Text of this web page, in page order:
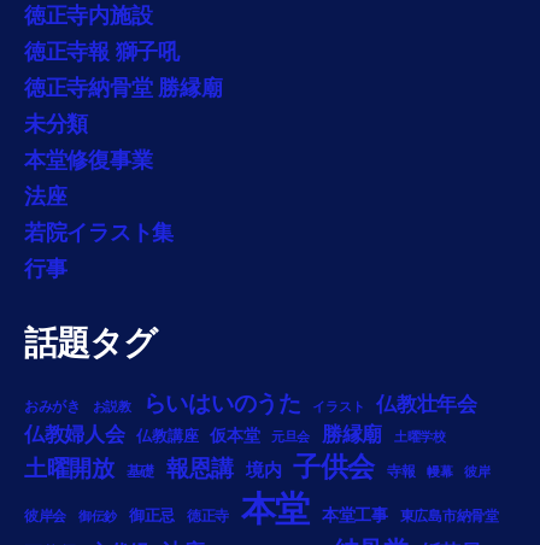
徳正寺内施設
徳正寺報 獅子吼
徳正寺納骨堂 勝縁廟
未分類
本堂修復事業
法座
若院イラスト集
行事
話題タグ
おみがき お説教 らいはいのうた イラスト
仏教壮年会
仏教婦人会
仏教講座 仮本堂 元旦会 勝縁廟 土曜学校
土曜開放 基礎 報恩講 境内 子供会 寺報 幔幕 彼岸
彼岸会 御伝鈔 御正忌 徳正寺 本堂 本堂工事 東広島市納骨堂